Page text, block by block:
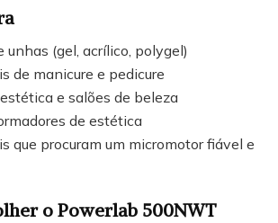
unhas (gel, acrílico, polygel)
de manicure e pedicure
e salões de beleza
de estética
que procuram um micromotor fiável e
o Powerlab 500NWT